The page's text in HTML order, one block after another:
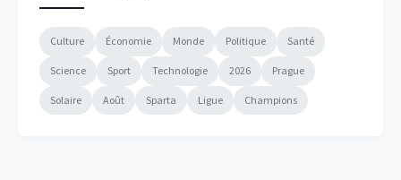
Culture Économie Monde Politique Santé
Science Sport Technologie 2026 Prague
Solaire Août Sparta Ligue Champions